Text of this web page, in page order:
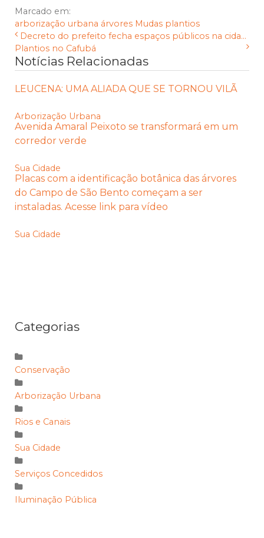
Marcado em:
arborização urbana árvores Mudas plantios
Decreto do prefeito fecha espaços públicos na cida...
Plantios no Cafubá
Notícias Relacionadas
LEUCENA: UMA ALIADA QUE SE TORNOU VILÃ
Arborização Urbana
Avenida Amaral Peixoto se transformará em um
corredor verde
Sua Cidade
Placas com a identificação botânica das árvores
do Campo de São Bento começam a ser
instaladas. Acesse link para vídeo
Sua Cidade
Categorias
Conservação
Arborização Urbana
Rios e Canais
Sua Cidade
Serviços Concedidos
Iluminação Pública